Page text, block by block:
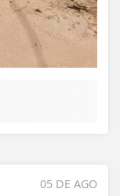
05 DE AGO